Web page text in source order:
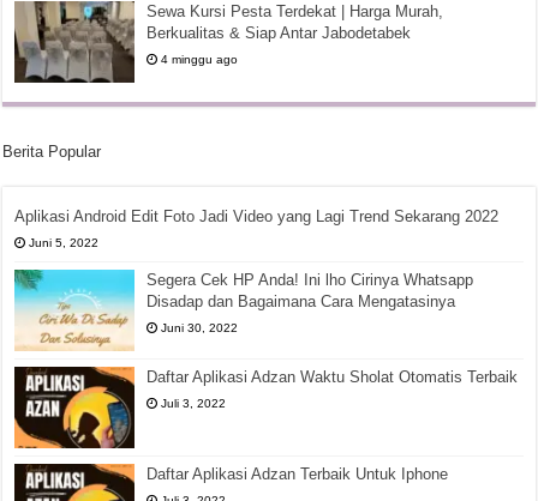
Sewa Kursi Pesta Terdekat | Harga Murah,
Berkualitas & Siap Antar Jabodetabek
4 minggu ago
Berita Popular
Aplikasi Android Edit Foto Jadi Video yang Lagi Trend Sekarang 2022
Juni 5, 2022
Segera Cek HP Anda! Ini lho Cirinya Whatsapp
Disadap dan Bagaimana Cara Mengatasinya
Juni 30, 2022
Daftar Aplikasi Adzan Waktu Sholat Otomatis Terbaik
Juli 3, 2022
Daftar Aplikasi Adzan Terbaik Untuk Iphone